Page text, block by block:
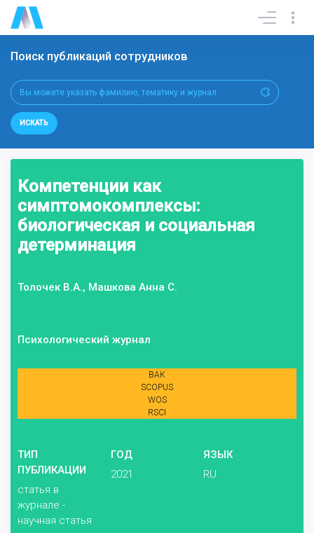
Поиск публикаций сотрудников
ИСКАТЬ
Компетенции как
симптомокомплексы:
биологическая и социальная
детерминация
Толочек В.А., Машкова Анна С.
Психологический журнал
ВАК
SCOPUS
WOS
RSCI
ТИП
ПУБЛИКАЦИИ
статья в
журнале -
научная статья
ГОД
2021
ЯЗЫК
RU